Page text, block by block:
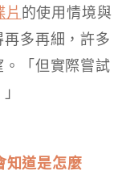
的使用情境與
多再細，許多
「但實際嘗試
知道是怎麼